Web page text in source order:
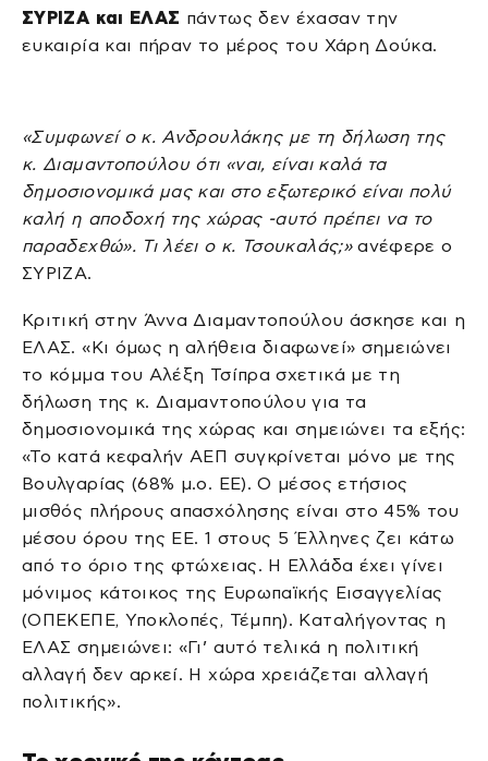
ΣΥΡΙΖΑ και ΕΛΑΣ πάντως δεν έχασαν την
ευκαιρία και πήραν το μέρος του Χάρη Δούκα.
«Συμφωνεί ο κ. Ανδρουλάκης με τη δήλωση της
κ. Διαμαντοπούλου ότι «ναι, είναι καλά τα
δημοσιονομικά μας και στο εξωτερικό είναι πολύ
καλή η αποδοχή της χώρας -αυτό πρέπει να το
παραδεχθώ». Τι λέει ο κ. Τσουκαλάς;»ανέφερε ο
ΣΥΡΙΖΑ.
Κριτική στην Άννα Διαμαντοπούλου άσκησε και η
ΕΛΑΣ. «Κι όμως η αλήθεια διαφωνεί» σημειώνει
το κόμμα του Αλέξη Τσίπρα σχετικά με τη
δήλωση της κ. Διαμαντοπούλου για τα
δημοσιονομικά της χώρας και σημειώνει τα εξής:
«Το κατά κεφαλήν ΑΕΠ συγκρίνεται μόνο με της
Βουλγαρίας (68% μ.ο. ΕΕ). Ο μέσος ετήσιος
μισθός πλήρους απασχόλησης είναι στο 45% του
μέσου όρου της ΕΕ. 1 στους 5 Έλληνες ζει κάτω
από το όριο της φτώχειας. Η Ελλάδα έχει γίνει
μόνιμος κάτοικος της Ευρωπαϊκής Εισαγγελίας
(ΟΠΕΚΕΠΕ, Υποκλοπές, Τέμπη). Καταλήγοντας η
ΕΛΑΣ σημειώνει: «Γι’ αυτό τελικά η πολιτική
αλλαγή δεν αρκεί. Η χώρα χρειάζεται αλλαγή
πολιτικής».